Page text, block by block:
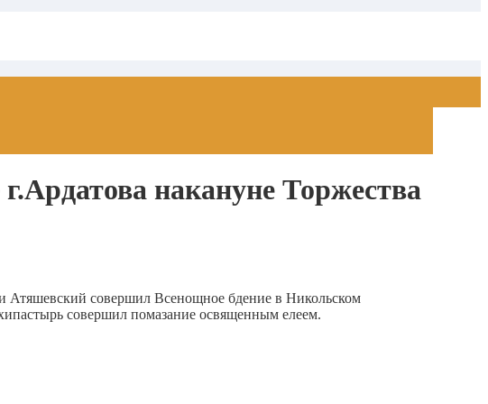
накануне Торжества
Атяшевский совершил Всенощное бдение в Никольском
совершил помазание освященным елеем.